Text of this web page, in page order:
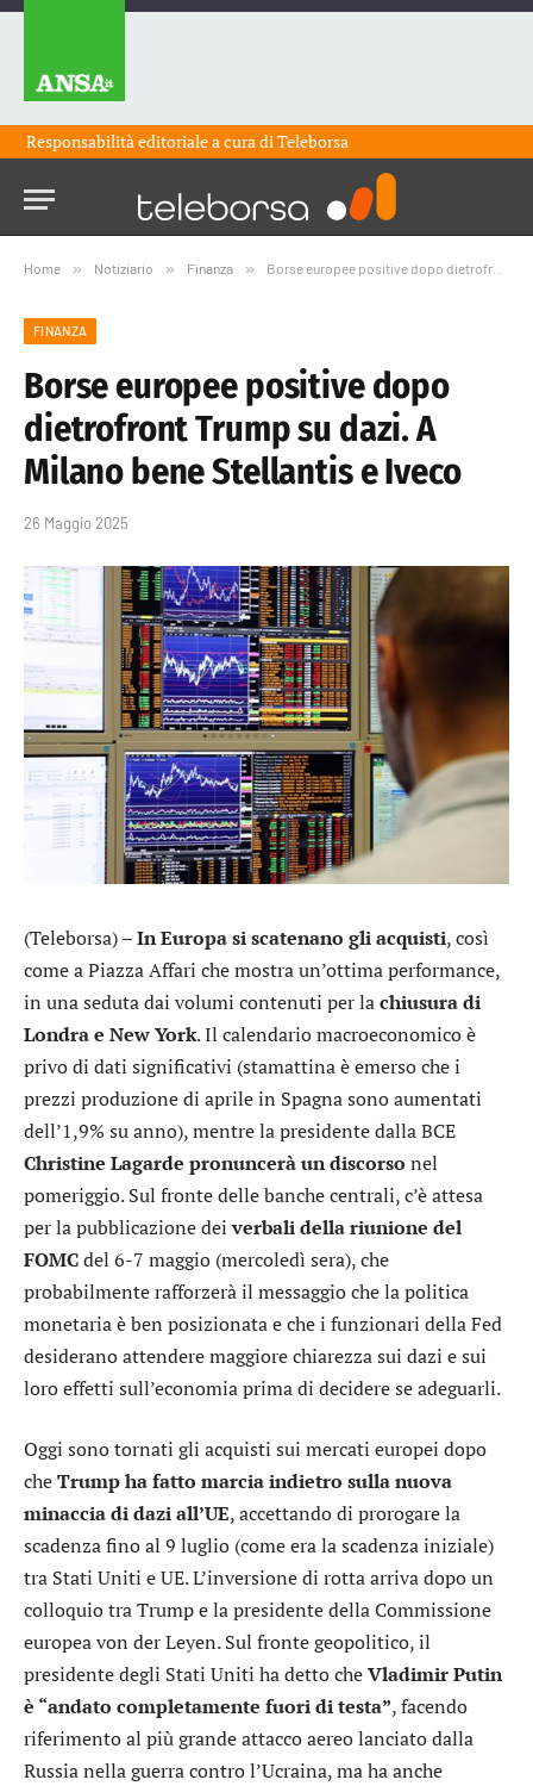
Responsabilità editoriale a cura diTeleborsa
Home » Notiziario » Finanza » Borse europee positive dopo dietrofront Trump su dazi. A Milano bene Stellantis e Iveco
FINANZA
Borse europee positive dopo
dietrofront Trump su dazi. A
Milano bene Stellantis e Iveco
26 Maggio 2025
(Teleborsa) –In Europa si scatenano gli acquisti, così
come a Piazza Affari che mostra un’ottima performance,
in una seduta dai volumi contenuti per lachiusura di
Londra e New York. Il calendario macroeconomico è
privo di dati significativi (stamattina è emerso che i
prezzi produzione di aprile in Spagna sono aumentati
dell’1,9% su anno), mentre la presidente dalla BCE
Christine Lagarde pronuncerà un discorso nel
pomeriggio. Sul fronte delle banche centrali, c’è attesa
per la pubblicazione deiverbali della riunione del
FOMCdel 6-7 maggio (mercoledì sera), che
probabilmente rafforzerà il messaggio che la politica
monetaria è ben posizionata e che i funzionari della Fed
desiderano attendere maggiore chiarezza sui dazi e sui
loro effetti sull’economia prima di decidere se adeguarli.
Oggi sono tornati gli acquisti sui mercati europei dopo
cheTrump ha fatto marcia indietro sulla nuova
minaccia di dazi all’UE, accettando di prorogare la
scadenza fino al 9 luglio (come era la scadenza iniziale)
tra Stati Uniti e UE. L’inversione di rotta arriva dopo un
colloquio tra Trump e la presidente della Commissione
europea von der Leyen. Sul fronte geopolitico, il
presidente degli Stati Uniti ha detto cheVladimir Putin
è “andato completamente fuori di testa”, facendo
riferimento al più grande attacco aereo lanciato dalla
Russia nella guerra contro l’Ucraina, ma ha anche